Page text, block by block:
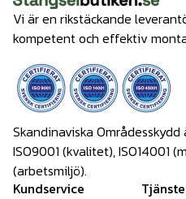
Vi är en rikstäckande
kompetent och effektiv
Skandinaviska
ISO9001 (kvalitet), ISO14001
(arbetsmiljö).
Kundservice